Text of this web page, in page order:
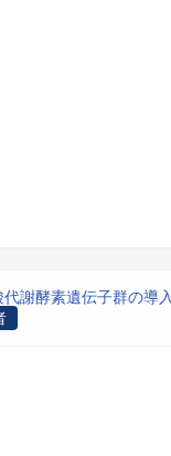
謝酵素遺伝子群の導